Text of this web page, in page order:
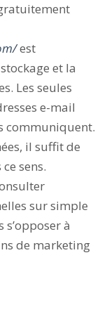
est
et la
Les seules
e-mail
communiquent.
il suffit de
sens.
sur simple
à
de marketing